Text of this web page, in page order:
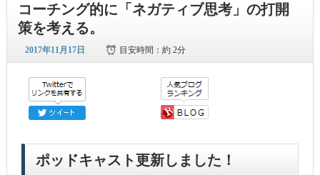
コーチング的に「ネガティブ思考」の打開
策を考える。
2017年11月17日 目安時間：約 2分
ポッドキャスト更新しました！